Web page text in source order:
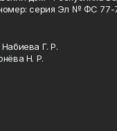
серия Эл № ФС 77-
Г. Р.
Н. Р.